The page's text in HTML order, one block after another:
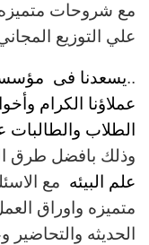
مع شروحات متميزه
علي التوزيع
..يسعدنا فى مؤسسة
عملاؤنا الكرام
الطلاب والطالبات
وذلك بافضل طرق
علم البيئه مع
متميزه واوراق
الحديثه